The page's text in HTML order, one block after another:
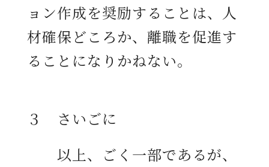
ョン作成を奨励することは、人
材確保どころか、離職を促進す
ることになりかねない。
３ さいごに
以上、ごく一部であるが、